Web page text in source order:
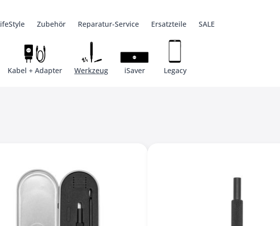
Hüllen Zubehör Ersatzteile
Hüllen Zubehör Ersatzteile
Pro
Ersatzteile
Zubehör
Kabel + Adapter Werkzeug iSaver Legacy
Reparatur-Service Ersatzteile
SHIFT5me SHIFTbook 1 SHIFTsound
SALE